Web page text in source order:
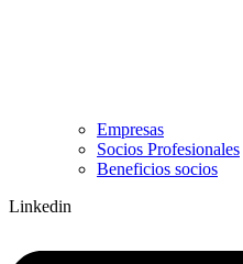
Empresas
Socios Profesionales
Beneficios socios
Linkedin